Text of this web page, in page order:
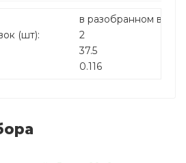
в разобранном виде
(шт):
2
37.5
0.116